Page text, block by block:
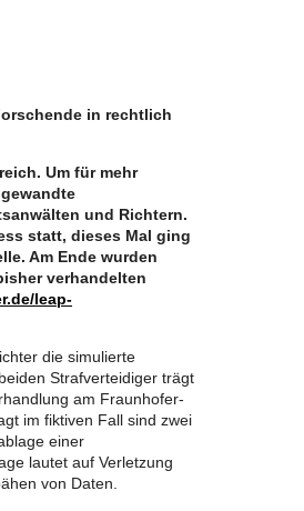
in rechtlich
Um für mehr
und Richtern.
statt, dieses Mal ging
Am Ende wurden
verhandelten
leap-
die simulierte
Strafverteidiger trägt
am Fraunhofer-
im fiktiven Fall sind zwei
einer
lautet auf Verletzung
von Daten.